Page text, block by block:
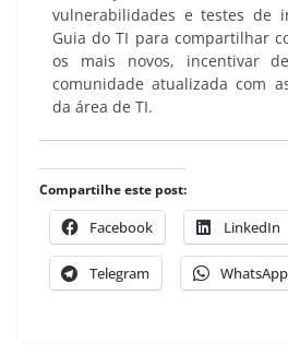
vulnerabilidades e testes de
Guia do TI para compartilhar
os mais novos, incentivar
comunidade atualizada com
da área de TI.
Compartilhe este post:
Facebook LinkedIn
Telegram WhatsApp